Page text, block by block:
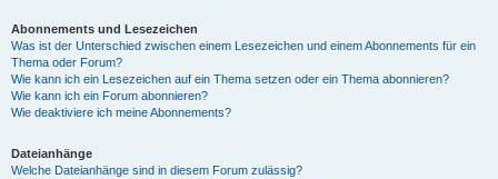
Abonnements und Lesezeichen
Was ist der Unterschied zwischen einem Lesezeichen und einem Abonnements für ein
Thema oder Forum?
Wie kann ich ein Lesezeichen auf ein Thema setzen oder ein Thema abonnieren?
Wie kann ich ein Forum abonnieren?
Wie deaktiviere ich meine Abonnements?
Dateianhänge
Welche Dateianhänge sind in diesem Forum zulässig?